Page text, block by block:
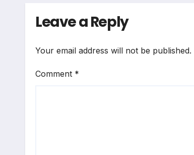
Leave a Reply
Your email address will not be published.
Comment *